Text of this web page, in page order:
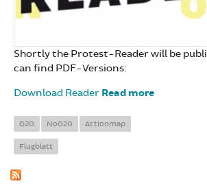
Shortly the Protest-Reader will be
can find PDF-Versions:
Download Reader Read more
G20 NoG20 Actionmap
Flugblatt